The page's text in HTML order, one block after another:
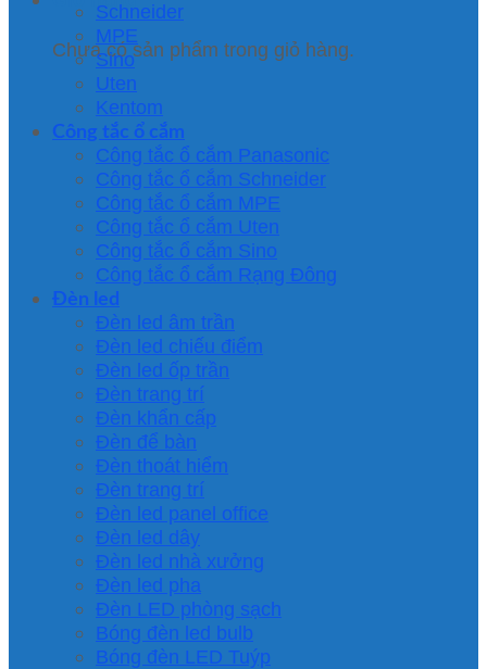
Chưa có sản phẩm trong giỏ hàng.
Schneider
MPE
Sino
Uten
Kentom
Công tắc ổ cắm
Công tắc ổ cắm Panasonic
Công tắc ổ cắm Schneider
Công tắc ổ cắm MPE
Công tắc ổ cắm Uten
Công tắc ổ cắm Sino
Công tắc ổ cắm Rạng Đông
Đèn led
Đèn led âm trần
Đèn led chiếu điểm
Đèn led ốp trần
Đèn trang trí
Đèn khẩn cấp
Đèn để bàn
Đèn thoát hiểm
Đèn trang trí
Đèn led panel office
Đèn led dây
Đèn led nhà xưởng
Đèn led pha
Đèn LED phòng sạch
Bóng đèn led bulb
Bóng đèn LED Tuýp